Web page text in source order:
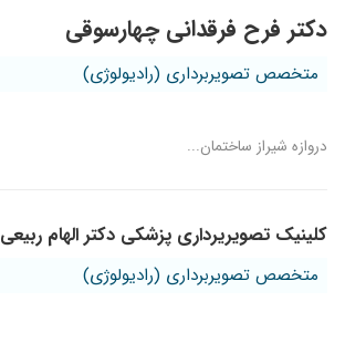
دکتر فرح فرقدانی چهارسوقی
متخصص تصویربرداری (رادیولوژی)
دروازه شیراز ساختمان...
کلینیک تصویریرداری پزشکی دکتر الهام ربیعی
متخصص تصویربرداری (رادیولوژی)